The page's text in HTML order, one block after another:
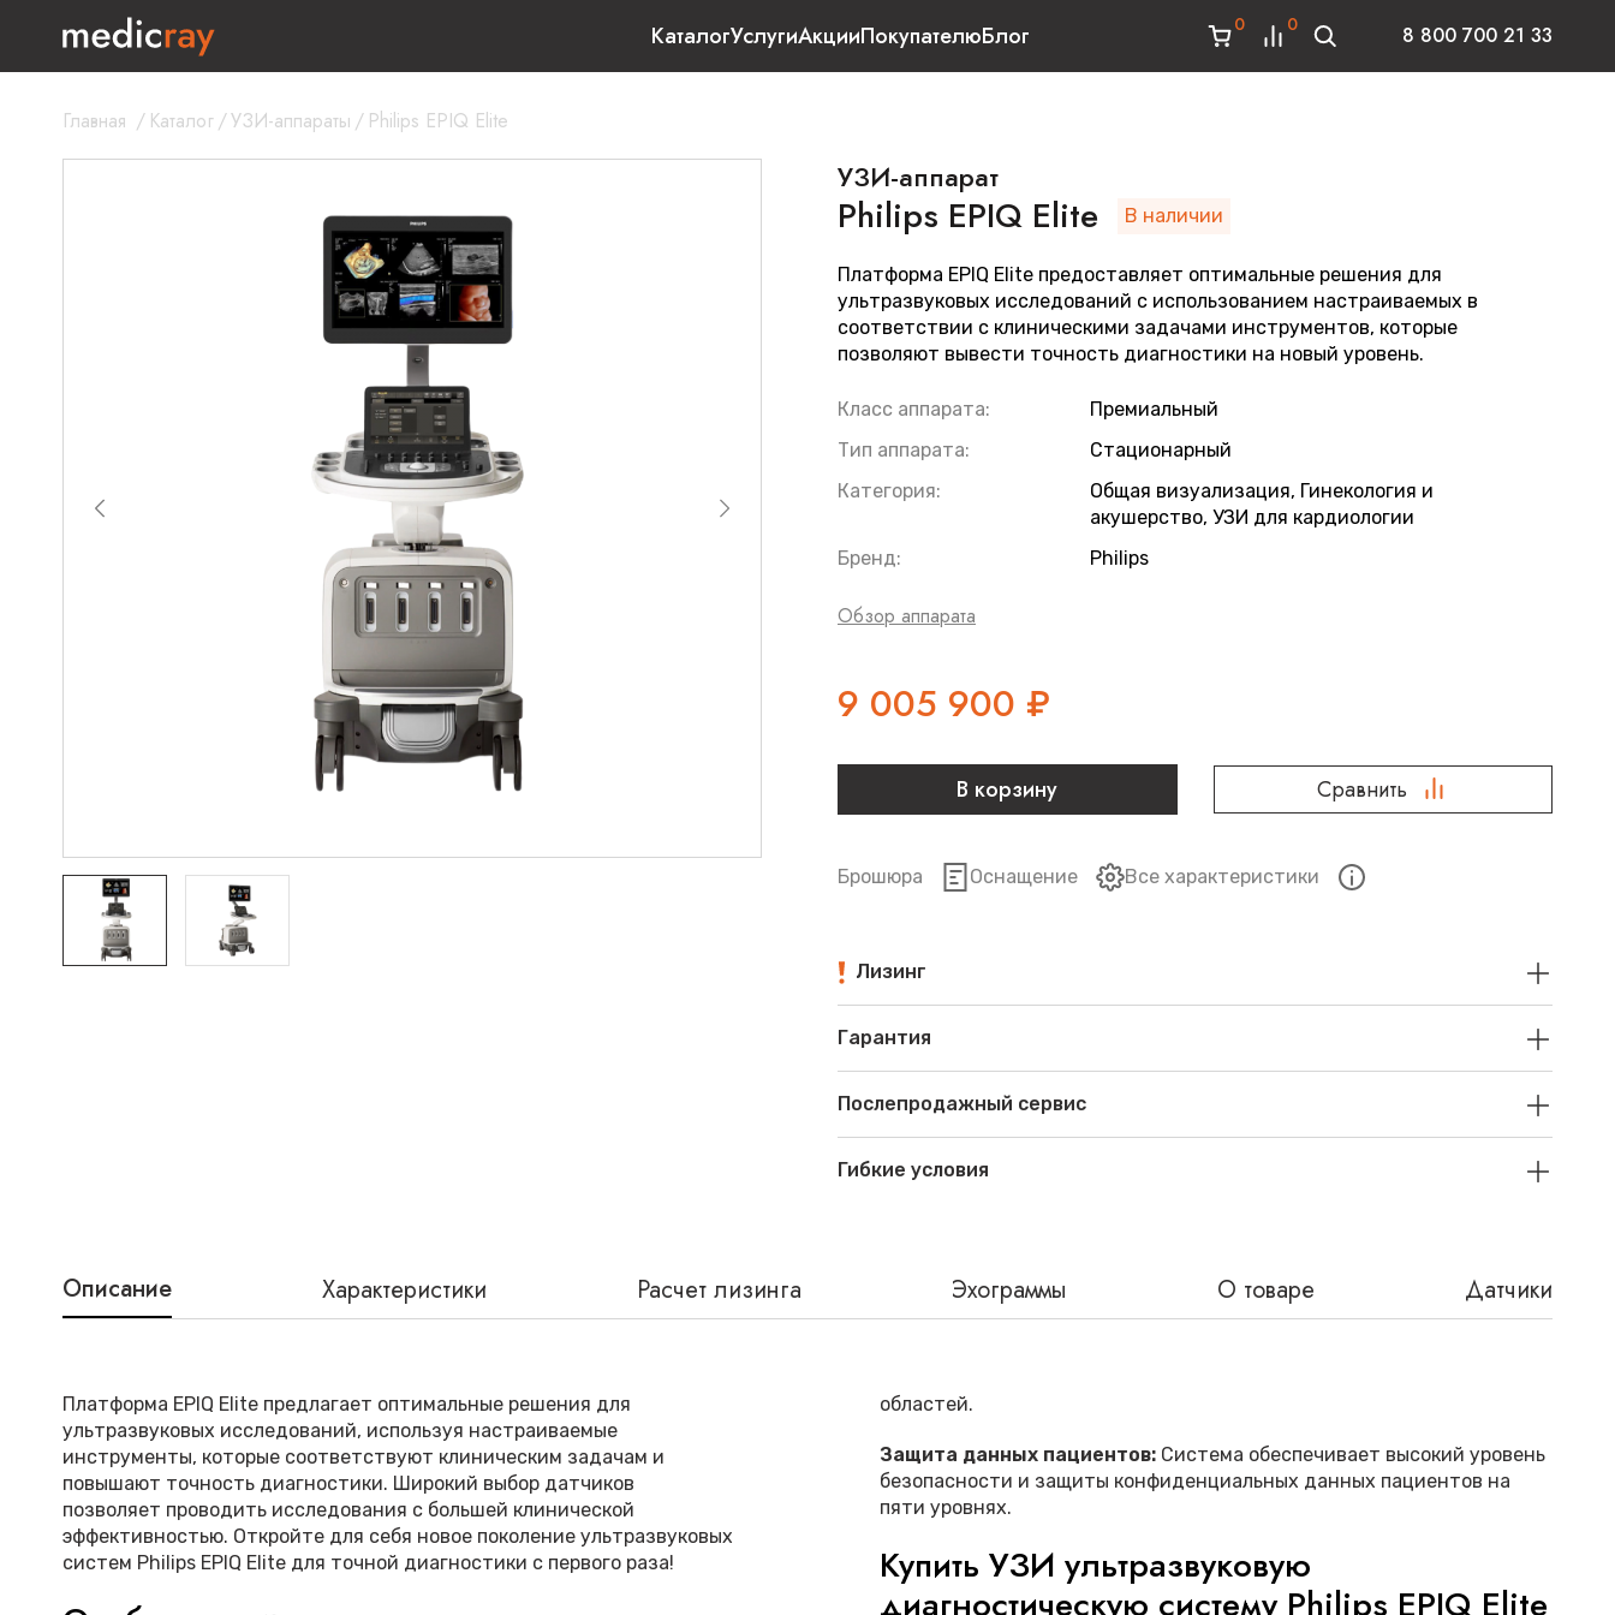
КаталогУслугиАкцииПокупателюБлог 0 0 8 800 700 21 33
Главная / Каталог/УЗИ-аппараты / Philips EPIQ Elite
УЗИ-аппарат
Philips EPIQ Elite В наличии
Платформа EPIQ Elite предоставляет оптимальные решения для
ультразвуковых исследований с использованием настраиваемых в
соответствии с клиническими задачами инструментов, которые
позволяют вывести точность диагностики на новый уровень.
Класс аппарата:
Премиальный
Тип аппарата:
Стационарный
Категория:
Общая визуализация, Гинекология и
акушерство, УЗИ для кардиологии
Бренд:
Philips
Обзор аппарата
9 005 900 ₽
В корзину Сравнить
Брошюра Оснащение Все характеристики
Лизинг
Гарантия
Послепродажный сервис
Гибкие условия
Описание Характеристики Расчет лизинга Эхограммы О товаре Датчики
Платформа EPIQ Elite предлагает оптимальные решения для
ультразвуковых исследований, используя настраиваемые
инструменты, которые соответствуют клиническим задачам и
повышают точность диагностики. Широкий выбор датчиков
позволяет проводить исследования с большей клинической
эффективностью. Откройте для себя новое поколение ультразвуковых
систем Philips EPIQ Elite для точной диагностики с первого раза!
областей.
Защита данных пациентов: Система обеспечивает высокий уровень
безопасности и защиты конфиденциальных данных пациентов на
пяти уровнях.
Купить УЗИ ультразвуковую
диагностическую систему Philips EPIQ Elite